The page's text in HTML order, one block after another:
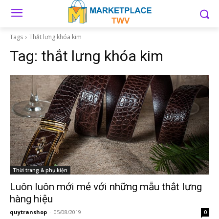
Tags Thắt lưng khóa kim
Tag: thắt lưng khóa kim
Thời trang & phụ kiện
Luôn luôn mới mẻ với những mẫu thắt lưng
hàng hiệu
quytranshop - 05/08/2019 0